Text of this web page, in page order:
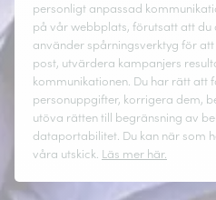
personligt anpassad
på vår webbplats, förutsatt att
använder spårningsverktyg för
post, utvärdera kampanjers
kommunikationen. Du har rätt att
personuppgifter, korrigera dem,
utöva rätten till begränsning av
dataportabilitet. Du kan när som
våra utskick. Läs mer här.